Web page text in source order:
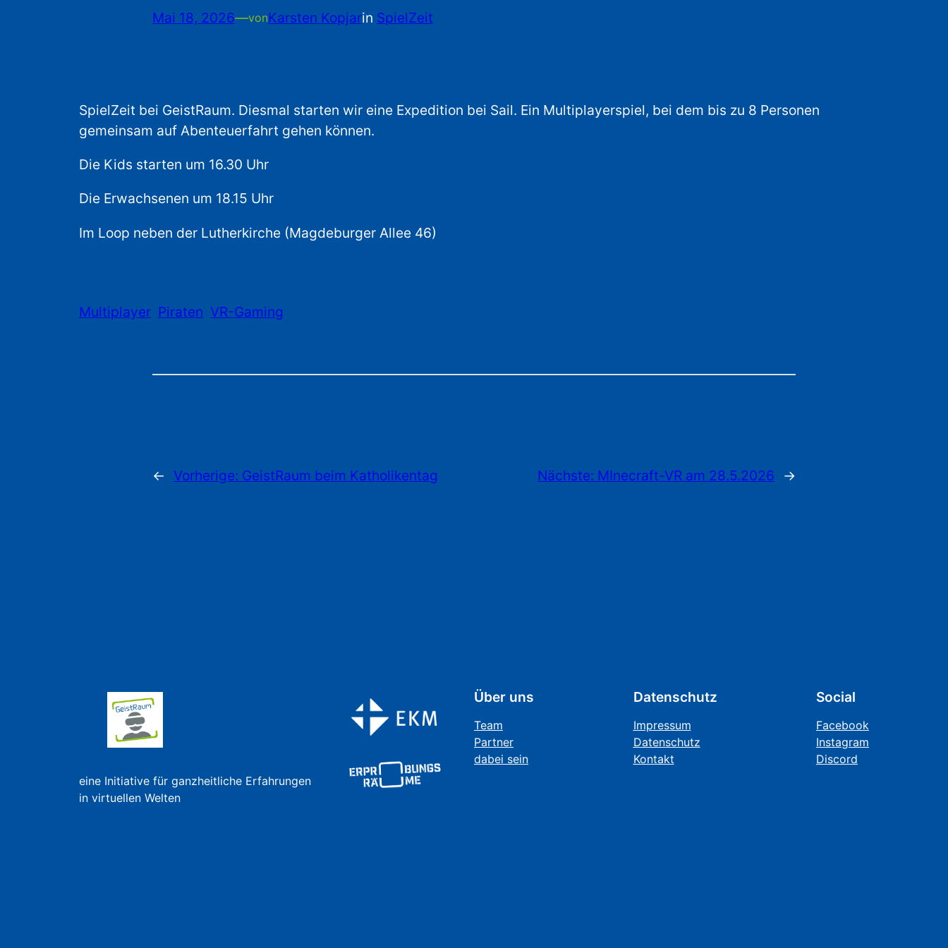
Mai 18, 2026—vonKarsten Kopjarin SpielZeit
SpielZeit bei GeistRaum. Diesmal starten wir eine Expedition bei Sail. Ein Multiplayerspiel, bei dem bis zu 8 Personen
gemeinsam auf Abenteuerfahrt gehen können.
Die Kids starten um 16.30 Uhr
Die Erwachsenen um 18.15 Uhr
Im Loop neben der Lutherkirche (Magdeburger Allee 46)
Multiplayer Piraten VR-Gaming
← Vorherige: GeistRaum beim Katholikentag Nächste: MInecraft-VR am 28.5.2026 →
eine Initiative für ganzheitliche Erfahrungen
in virtuellen Welten
Über uns
Team
Partner
dabei sein
Datenschutz
Impressum
Datenschutz
Kontakt
Social
Facebook
Instagram
Discord